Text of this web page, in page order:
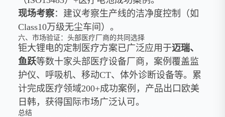
现场考察：建议考察生产线的洁净度控制（如
Class10万级无尘车间）。
六、市场验证：头部医疗厂商的共同选择
钜大锂电的定制医疗方案已广泛应用于迈瑞、
鱼跃等数十家头部医疗设备厂商，案例覆盖监
护仪、呼吸机、移动CT、体外诊断设备等。累
计完成医疗领域200+成功案例，产品出口欧美
日韩，获得国际市场广泛认可。
总结